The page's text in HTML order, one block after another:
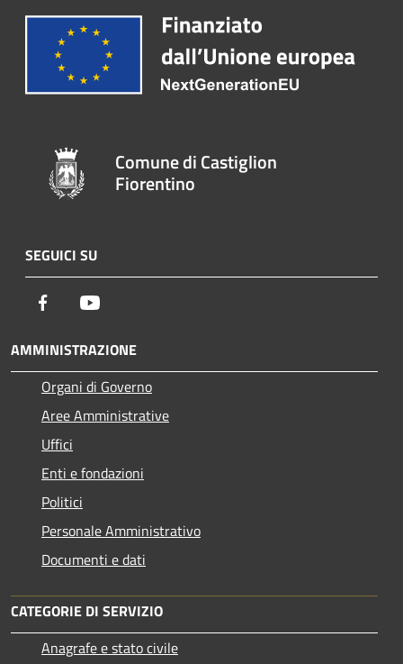
Comune di Castiglion
Fiorentino
SEGUICI SU
Facebook
AMMINISTRAZIONE
Organi di Governo
Aree Amministrative
Uffici
Enti e fondazioni
Politici
Personale Amministrativo
Documenti e dati
CATEGORIE DI SERVIZIO
Anagrafe e stato civile